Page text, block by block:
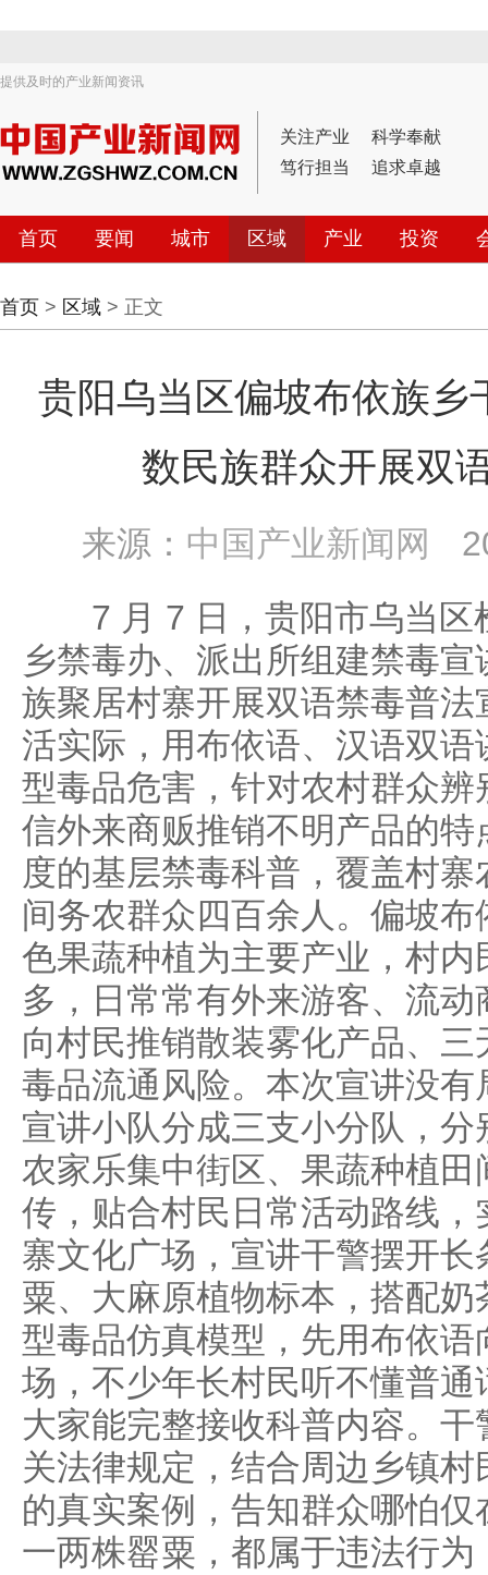
提供及时的产业新闻资讯
关注产业
科学奉献
笃行担当
追求卓越
首页 要闻 城市 区域 产业 投资
首页 > 区域 > 正文
贵阳乌当区偏坡布依族乡
数民族群众开展双
来源： 中国产业新闻网
7 月 7 日，贵阳市乌当区
乡禁毒办、派出所组建禁毒
族聚居村寨开展双语禁毒普
活实际，用布依语、汉语双
型毒品危害，针对农村群众
信外来商贩推销不明产品的
度的基层禁毒科普，覆盖村
间务农群众四百余人。偏坡
色果蔬种植为主要产业，村
多，日常常有外来游客、流
向村民推销散装雾化产品、
毒品流通风险。本次宣讲没
宣讲小队分成三支小分队，
农家乐集中街区、果蔬种植
传，贴合村民日常活动路线
寨文化广场，宣讲干警摆开
粟、大麻原植物标本，搭配
型毒品仿真模型，先用布依
场，不少年长村民听不懂普
大家能完整接收科普内容。
关法律规定，结合周边乡镇
的真实案例，告知群众哪怕
一两株罂粟，都属于违法行